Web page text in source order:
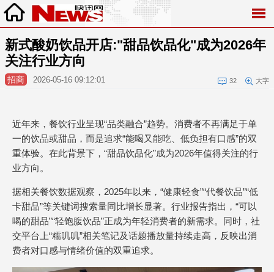
新式酸奶饮品开店:"甜品饮品化"成为2026年
关注行业方向
招商 2026-05-16 09:12:01 32 大字
近年来，餐饮行业呈现“品类融合”趋势。消费者不再满足于单
一的饮品或甜品，而是追求“能喝又能吃、低负担有口感”的双
重体验。在此背景下，“甜品饮品化”成为2026年值得关注的行
业方向。
据相关餐饮数据观察，2025年以来，“健康轻食”“代餐饮品”“低
卡甜品”等关键词搜索量同比增长显著。行业报告指出，“可以
喝的甜品”“轻饱腹饮品”正成为年轻消费者的新需求。同时，社
交平台上“糯叽叽”相关笔记及话题播放量持续走高，反映出消
费者对口感与情绪价值的双重追求。